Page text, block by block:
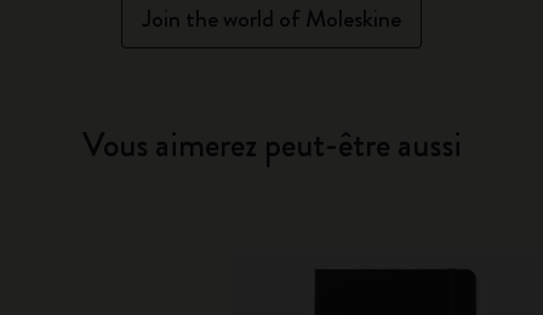
Join the world of Moleskine
Vous aimerez peut-être aussi